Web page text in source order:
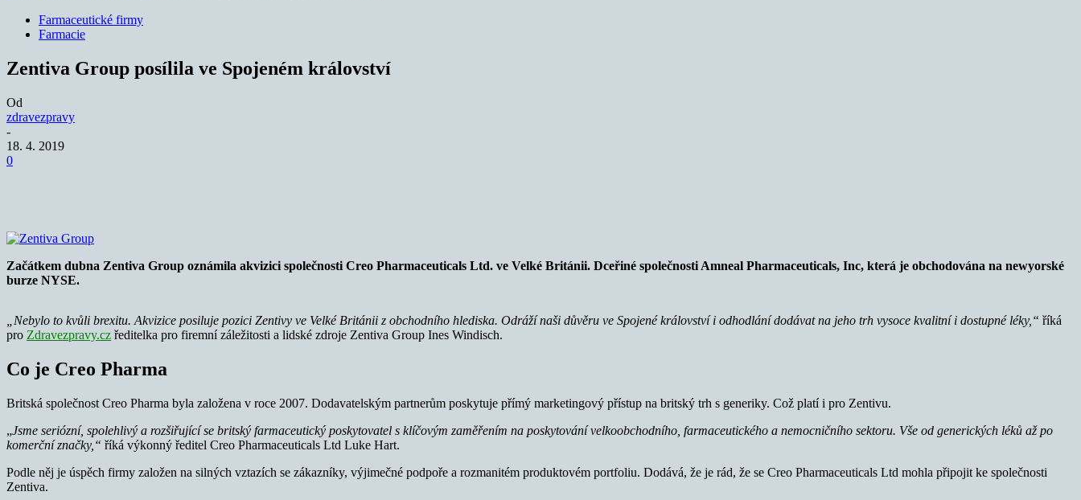
Farmaceutické firmy
Farmacie
Zentiva Group posílila ve Spojeném království
Od
zdravezpravy
-
18. 4. 2019
0
Začátkem dubna Zentiva Group oznámila akvizici společnosti Creo Pharmaceuticals Ltd. ve Velké Británii. Dceřiné společnosti Amneal Pharmaceuticals, Inc, která je obchodována na newyorské
burze NYSE.
„Nebylo to kvůli brexitu. Akvizice posiluje pozici Zentivy ve Velké Británii z obchodního hlediska. Odráží naši důvěru ve Spojené království i odhodlání dodávat na jeho trh vysoce kvalitní i dostupné léky,“ říká
pro Zdravezpravy.cz ředitelka pro firemní záležitosti a lidské zdroje Zentiva Group Ines Windisch.
Co je Creo Pharma
Britská společnost Creo Pharma byla založena v roce 2007. Dodavatelským partnerům poskytuje přímý marketingový přístup na britský trh s generiky. Což platí i pro Zentivu.
„Jsme seriózní, spolehlivý a rozšiřující se britský farmaceutický poskytovatel s klíčovým zaměřením na poskytování velkoobchodního, farmaceutického a nemocničního sektoru. Vše od generických léků až po
komerční značky,“ říká výkonný ředitel Creo Pharmaceuticals Ltd Luke Hart.
Podle něj je úspěch firmy založen na silných vztazích se zákazníky, výjimečné podpoře a rozmanitém produktovém portfoliu. Dodává, že je rád, že se Creo Pharmaceuticals Ltd mohla připojit ke společnosti
Zentiva.